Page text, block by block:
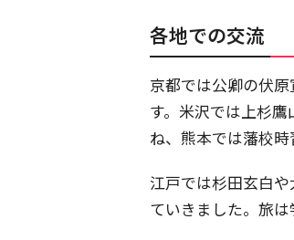
各地での交流
京都では公卿の伏
す。米沢では上杉
ね、熊本では藩校時
江戸では杉田玄白
ていきました。旅は